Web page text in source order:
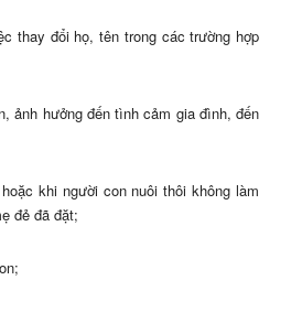
thay đổi họ, tên trong các trường hợp
ảnh hưởng đến tình cảm gia đình, đến
khi người con nuôi thôi không làm
đẻ đã đặt;